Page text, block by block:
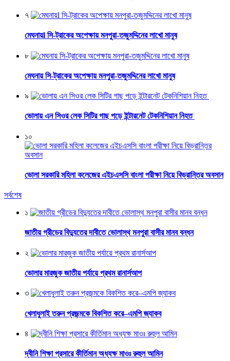
৭
মেঘনায়l সি-ট্রাকের অপেক্ষায় মনপুরা-তজুমদ্দিনের লাখো মানুষ
৮
মেঘনায় সি-ট্রাকের অপেক্ষায় মনপুরা-তজুমদ্দিনের লাখো মানুষ
৯
ভোলায় এন সিওর লেক সিটির গাছ পড়ে ইন্টারনেট টেকনিশিয়ান নিহত
১০
ভোলা সরকারি মহিলা কলেজের এইচএসসি বাংলা পরীক্ষা নিয়ে বিভ্রান্তির অবসান
সর্বশেষ
১
জাতীয় গ্রীডের বিদ্যুতের দাবীতে ভোলাস্থ মনপুরা বাসীর মানব বন্ধন
২
ভোলার মারজুক জাতীয় পর্যায়ে প্রথম রানার্সআপ
৩
খেলাধুলাই তরুন প্রজন্মকে বিকশিত করে–এমপি জ্যাকব
৪
দ্বীনি শিক্ষা প্রসারে কীর্তিমান অধ্যক্ষ মাওঃ রুহুল আমিন